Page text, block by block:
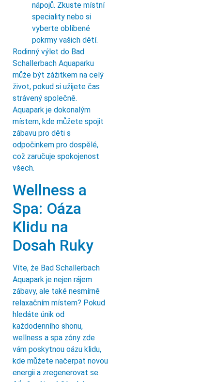
nápojů. Zkuste místní
speciality nebo si
vyberte oblíbené
pokrmy vašich dětí.
Rodinný výlet do Bad
Schallerbach Aquaparku
může být zážitkem na celý
život, pokud si užijete čas
strávený společně.
Aquapark je dokonalým
místem, kde můžete spojit
zábavu pro děti s
odpočinkem pro dospělé,
což zaručuje spokojenost
všech.
Wellness a
Spa: Oáza
Klidu na
Dosah Ruky
Víte, že Bad Schallerbach
Aquapark je nejen rájem
zábavy, ale také nesmírně
relaxačním místem? Pokud
hledáte únik od
každodenního shonu,
wellness a spa zóny zde
vám poskytnou oázu klidu,
kde můžete načerpat novou
energii a zregenerovat se.